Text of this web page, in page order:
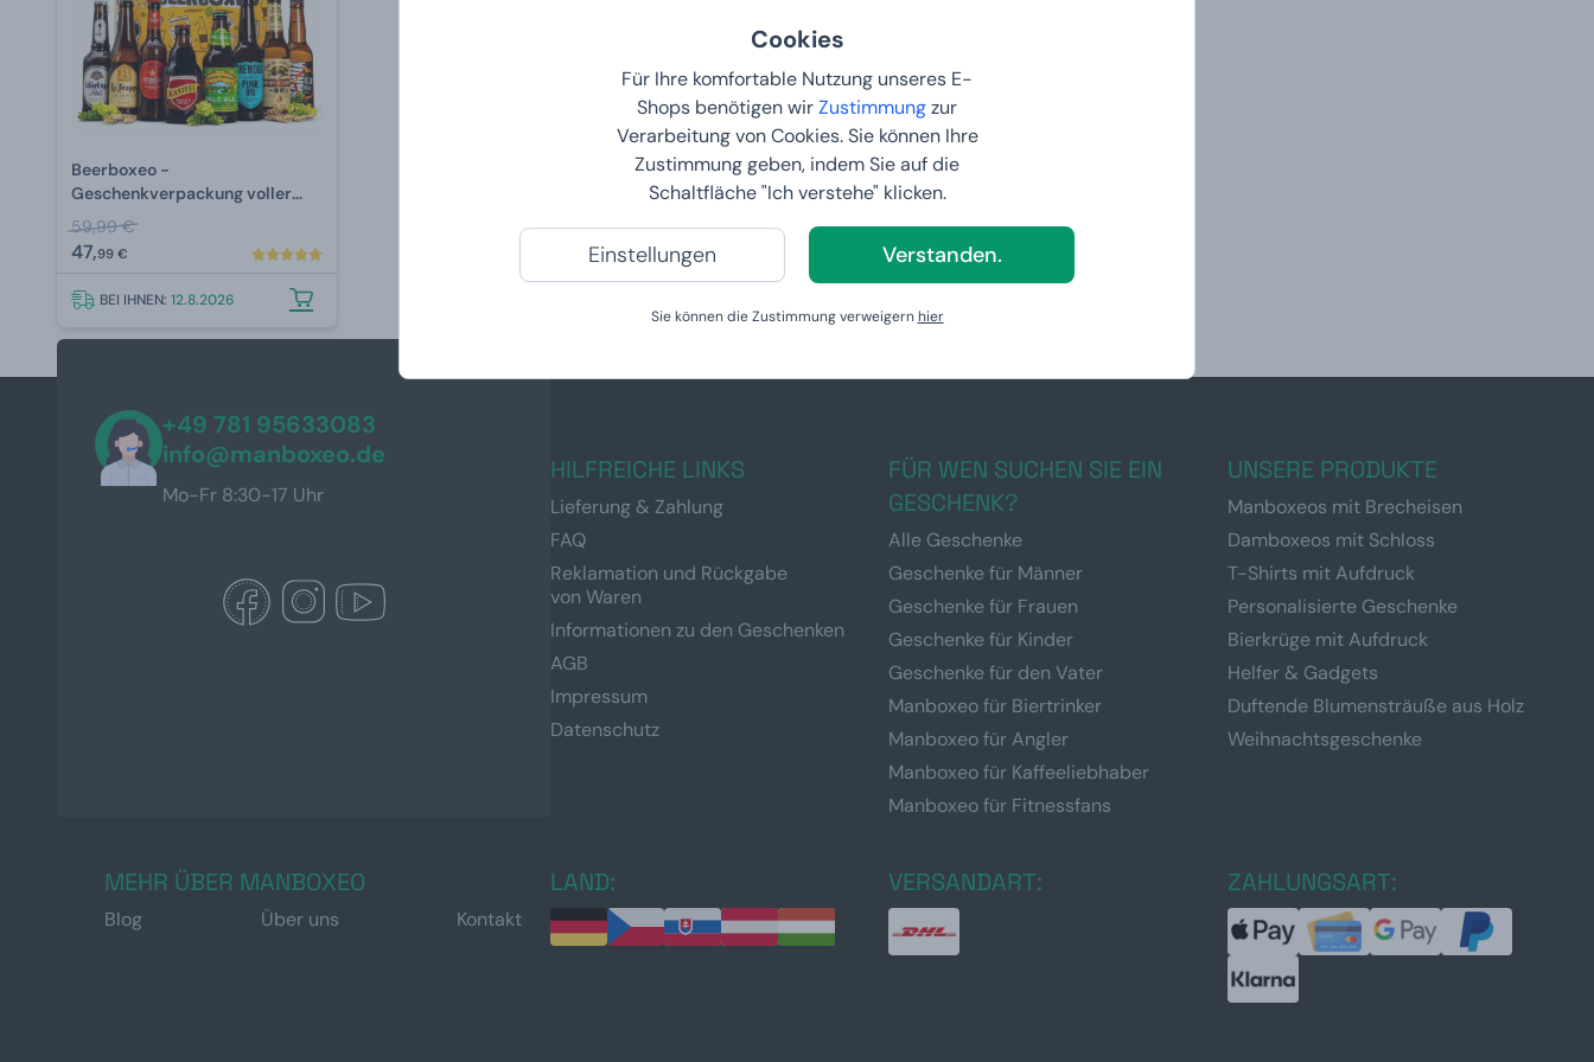
Cookies
Für Ihre komfortable Nutzung unseres E-
Shops benötigen wirZustimmungzur
Verarbeitung von Cookies. Sie können Ihre
Zustimmung geben, indem Sie auf die
Schaltfläche "Ich verstehe" klicken.
Einstellungen Verstanden.
Sie können die Zustimmung verweigernhier
Beerboxeo -
Geschenkverpackung voller
Bierspezialitäten
59,99 €
47,99 €
BEI IHNEN: 12.8.2026
+49 781 95633083
info@manboxeo.de
Mo-Fr 8:30-17 Uhr
HILFREICHE LINKS
Lieferung & Zahlung
FAQ
Reklamation und Rückgabe
von Waren
Informationen zu den Geschenken
AGB
Impressum
Datenschutz
FÜR WEN SUCHEN SIE EIN
GESCHENK?
Alle Geschenke
Geschenke für Männer
Geschenke für Frauen
Geschenke für Kinder
Geschenke für den Vater
Manboxeo für Biertrinker
Manboxeo für Angler
Manboxeo für Kaffeeliebhaber
Manboxeo für Fitnessfans
UNSERE PRODUKTE
Manboxeos mit Brecheisen
Damboxeos mit Schloss
T-Shirts mit Aufdruck
Personalisierte Geschenke
Bierkrüge mit Aufdruck
Helfer & Gadgets
Duftende Blumensträuße aus Holz
Weihnachtsgeschenke
MEHR ÜBER MANBOXEO
Blog Über uns Kontakt
LAND: VERSANDART: ZAHLUNGSART: